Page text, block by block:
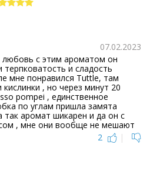
07.02.2023
любовь с этим ароматом он
и сладость
мне понравился Tuttle, там
, но через минут 20
pompei , единственное
по углам пришла замята
так аромат шикарен и да он с
, мне они вообще не мешают
2 |